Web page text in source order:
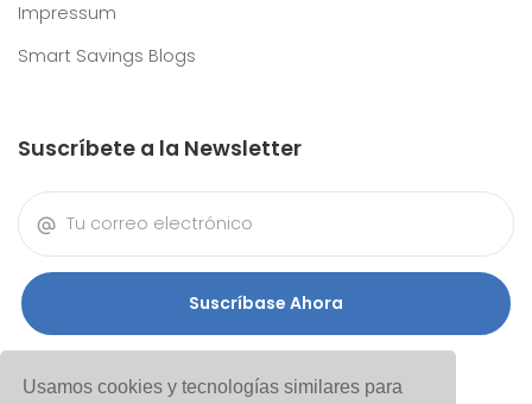
Usamos cookies y tecnologías similares para
Impressum
Smart Savings Blogs
Suscríbete a la Newsletter
Suscríbase Ahora